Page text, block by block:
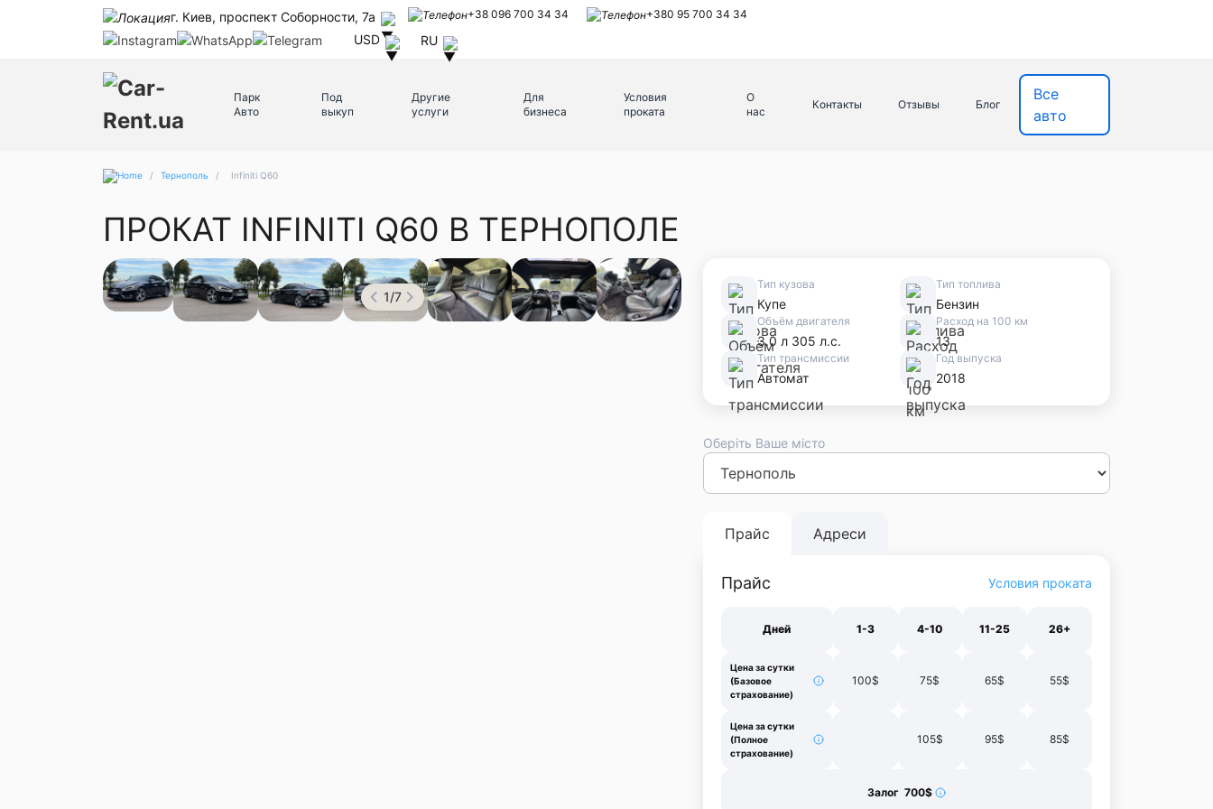
г. Киев, проспект Соборности, 7а +38 096 700 34 34 +380 95 700 34 34
USD RU
Парк
Авто
Под
выкуп
Другие
услуги
Для
бизнеса
Условия
проката
О
нас
Контакты Отзывы Блог
Все
авто
/ Тернополь / Infiniti Q60
ПРОКАТ INFINITI Q60 В ТЕРНОПОЛЕ
1/7
Тип кузова
Купе
Тип топлива
Бензин
Объём двигателя
3.0 л 305 л.с.
Расход на 100 км
13
Тип трансмиссии
Автомат
Год выпуска
2018
Оберіть Ваше місто
КиевЛьвовОдесса
Франковск Тернополь
Прайс Адреси
Прайс Условия проката
Дней 1-3 4-10 11-25 26+
Цена за сутки
(Базовое
страхование)
100$ 75$ 65$ 55$
Цена за сутки
(Полное
страхование)
105$ 95$ 85$
Залог 700$